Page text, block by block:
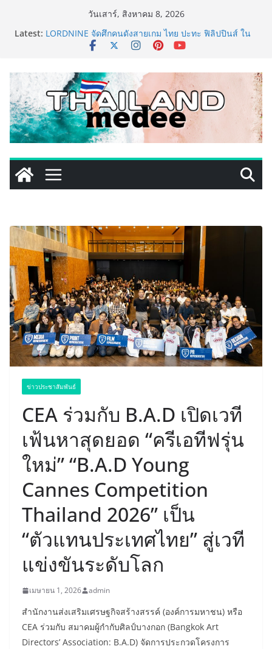
วันเสาร์, สิงหาคม 8, 2026
Latest: LORDNINE จัดศึกคนดังสายเกม ไทย ปะทะ ฟิลิปปินส์ ใน
“Rise of the Tenth Lord” เปิดสงครามกิลด์ข้ามประเทศ
PIPPER STANDARD® เปิดตัวแชมพูอาบน้ำ และ โฟมอาบ
แห้งสัตว์เลี้ยง ชูนวัตกรรมพลังธรรมชาติ “Zero-Residue”
เลียขนได้ ปลอดภัย ไร้สารตกค้าง
เริ่มแล้ว! อ.ต.ก.แฟร์ 4 ภาค @ภาคกลาง “มนต์เสน่ห์เกษตร
ไทย สู่ใจกลางมหานคร” ชวนชิม ช้อป สินค้าเกษตร
คุณภาพจากทั่วไทย วันนี้ – 8 สิงหาคมนี้ ณ ลานคนเมือง
ททท. ประกาศความสำเร็จ Village to the World Season
5 ผนึก 9 พันธมิตร ขับเคลื่อน ESG Tourism สืบสานพระ
ราชปณิธาน สร้างคุณค่าการท่องเที่ยวไทยอย่างยั่งยืน
เหิงลี่ แมนูแฟคเจอริ่ง เทคโนโลยี (ไทยแลนด์) เปิดโรงงาน
แห่งใหม่ในชลบุรี เดินหน้าขยายฐานการผลิตสู่เอเชียตะวัน
ข่าวประชาสัมพันธ์
CEA ร่วมกับ B.A.D เปิดเวที
เฟ้นหาสุดยอด “ครีเอทีฟรุ่น
ใหม่” “B.A.D Young
Cannes Competition
Thailand 2026” เป็น
“ตัวแทนประเทศไทย” สู่เวที
แข่งขันระดับโลก
เมษายน 1, 2026 admin
สำนักงานส่งเสริมเศรษฐกิจสร้างสรรค์ (องค์การมหาชน) หรือ
CEA ร่วมกับ สมาคมผู้กำกับศิลป์บางกอก (Bangkok Art
Directors’ Association: B.A.D) จัดการประกวดโครงการ